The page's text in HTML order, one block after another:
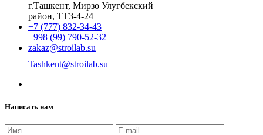
г.Ташкент, Мирзо Улугбекский
район, ТТЗ-4-24
+7 (777) 832-34-43
+998 (99) 790-52-32
zakaz@stroilab.su
Tashkent@stroilab.su
Написать нам